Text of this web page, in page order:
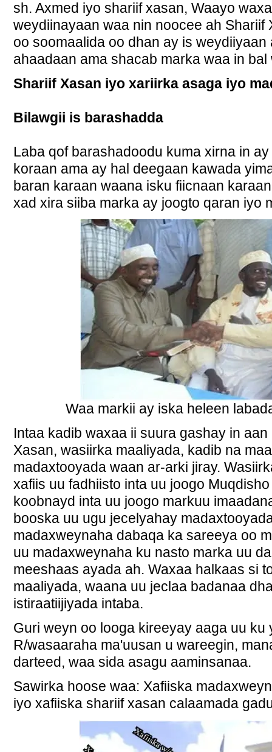
sh. Axmed iyo shariif xasan, Waayo
weydiinayaan waa nin noocee ah Shariif
oo soomaalida oo dhan ay is weydiiyaan
ahaadaan ama shacab marka waa in
Shariif Xasan iyo xariirka asaga iyo
Bilawgii is barashadda
Laba qof barashadoodu kuma xirna in
koraan ama ay hal deegaan kawada
baran karaan waana isku fiicnaan
xad xira siiba marka ay joogto qaran iyo
Waa markii ay iska heleen
Intaa kadib waxaa ii suura gashay in
Xasan, wasiirka maaliyada, kadib na
madaxtooyada waan ar-arki jiray.
xafiis uu fadhiisto inta uu joogo
koobnayd inta uu joogo markuu
booska uu ugu jecelyahay
madaxweynaha dabaqa ka sareeya oo
uu madaxweynaha ku nasto marka uu
meeshaas ayada ah. Waxaa halkaas si
maaliyada, waana uu jeclaa badanaa
istiraatiijiyada intaba.
Guri weyn oo looga kireeyay aaga uu ku
R/wasaaraha ma'uusan u wareegin,
darteed, waa sida asagu aaminsanaa.
Sawirka hoose waa: Xafiiska
iyo xafiiska shariif xasan calaamada